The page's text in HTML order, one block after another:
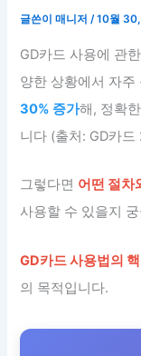
글쓴이매니저/10월
GD카드 사용에 관
양한 상황에서 자주
30% 증가해, 정확
니다 (출처: GD카드
그렇다면 어떤 절차
사용할 수 있을지
GD카드 사용법의
의 목적입니다.